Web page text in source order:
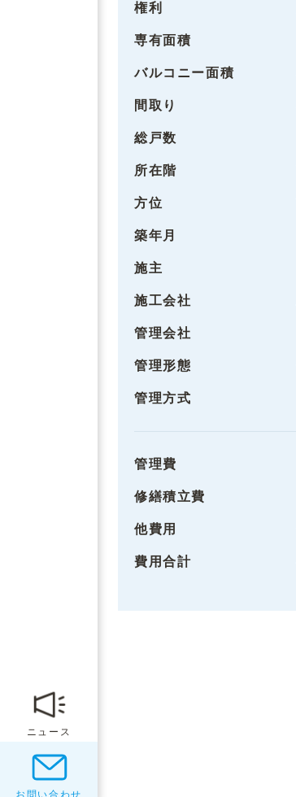
ニュース
お問い合わせ
権利
専有面積
バルコニー面積
間取り
総戸数
所在階
方位
築年月
施主
施工会社
管理会社
管理形態
管理方式
管理費
修繕積立費
他費用
費用合計